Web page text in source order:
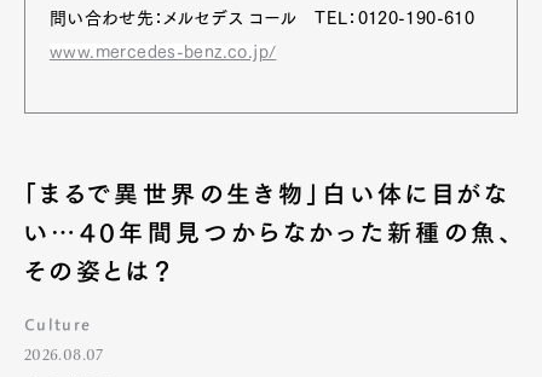
問い合わせ先：メルセデス コール TEL：0120-190-610
www.mercedes-benz.co.jp/
「まるで異世界の生き物」白い体に目がな
い…40年間見つからなかった新種の魚、
その姿とは？
Culture
2026.08.07